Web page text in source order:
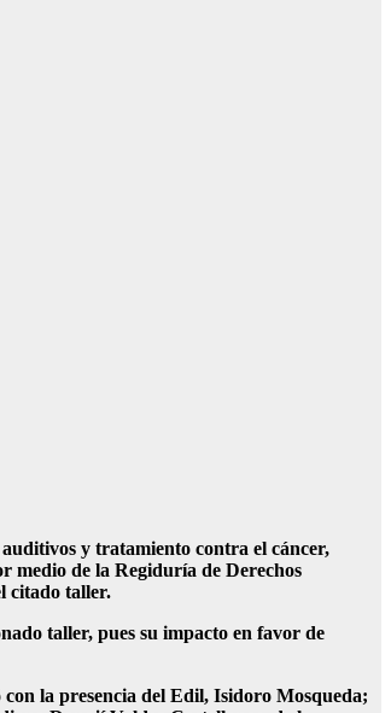
y tratamiento contra el cáncer,
medio de la Regiduría de Derechos
citado taller.
taller, pues su impacto en favor de
la presencia del Edil, Isidoro Mosqueda;